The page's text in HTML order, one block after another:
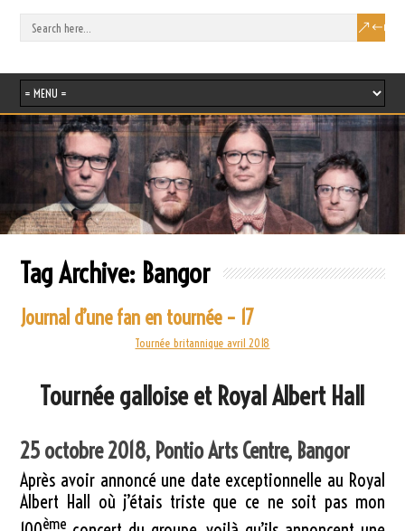
Tag Archive: Bangor
Journal d’une fan en tournée – 17
Tournée britannique avril 2018
Tournée galloise et Royal Albert Hall
25 octobre 2018, Pontio Arts Centre, Bangor
Après avoir annoncé une date exceptionnelle au Royal
Albert Hall où j’étais triste que ce ne soit pas mon
ème